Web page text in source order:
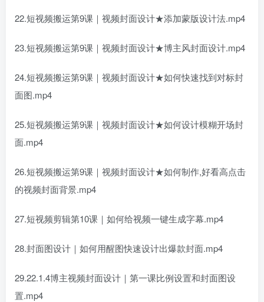
22.短视频搬运第9课｜视频封面设计★添加蒙版设计法.mp4
23.短视频搬运第9课｜视频封面设计★博主风封面设计.mp4
24.短视频搬运第9课｜视频封面设计★如何快速找到对标封
面图.mp4
25.短视频搬运第9课｜视频封面设计★如何设计模糊开场封
面.mp4
26.短视频搬运第9课｜视频封面设计★如何制作,好看高点击
的视频封面背景.mp4
27.短视频剪辑第10课｜如何给视频一键生成字幕.mp4
28.封面图设计｜如何用醒图快速设计出爆款封面.mp4
29.22.1.4博主视频封面设计｜第一课比例设置和封面图设
置.mp4